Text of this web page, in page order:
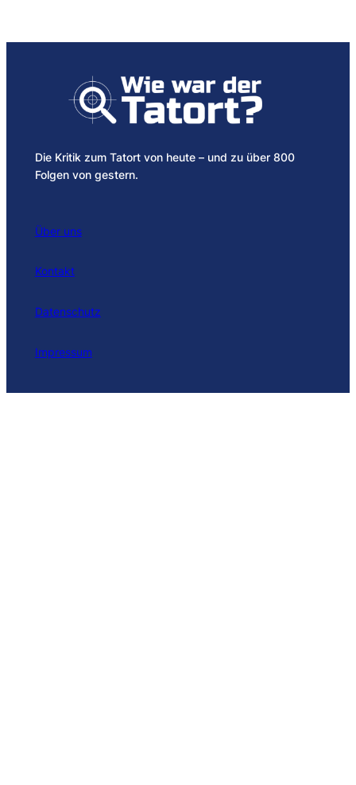
Die Kritik zum Tatort von heute – und zu über 800
Folgen von gestern.
Über uns
Kontakt
Datenschutz
Impressum